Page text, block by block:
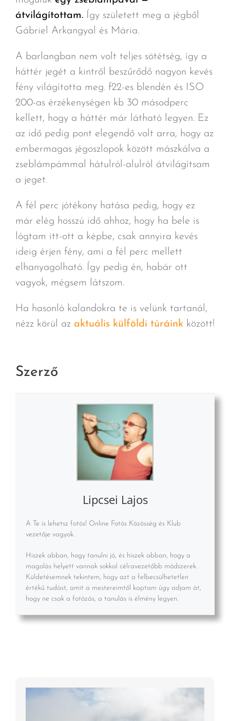
átvilágítottam.Így született meg a jégből
Gábriel Arkangyal és Mária.
A barlangban nem volt teljes sötétség, így a
háttér jegét a kintről beszűrődő nagyon kevés
fény világította meg. f22-es blendén és ISO
200-as érzékenységen kb 30 másodperc
kellett, hogy a háttér már látható legyen. Ez
az idő pedig pont elegendő volt arra, hogy az
embermagas jégoszlopok között mászkálva a
zseblámpámmal hátulról-alulról átvilágítsam
a jeget.
A fél perc jótékony hatása pedig, hogy ez
már elég hosszú idő ahhoz, hogy ha bele is
lógtam itt-ott a képbe, csak annyira kevés
ideig érjen fény, ami a fél perc mellett
elhanyagolható. Így pedig én, habár ott
vagyok, mégsem látszom.
Ha hasonló kalandokra te is velünk tartanál,
nézz körül az aktuális külföldi túráink között!
Szerző
Lipcsei Lajos
A Te is lehetsz fotós! Online Fotós Közösség és Klub
vezetője vagyok.
Hiszek abban, hogy tanulni jó, és hiszek abban, hogy a
magolás helyett vannak sokkal célravezetőbb módszerek.
Küldetésemnek tekintem, hogy azt a felbecsülhetetlen
értékű tudást, amit a mestereimtől kaptam úgy adjam át,
hogy ne csak a fotózás, a tanulás is élmény legyen.